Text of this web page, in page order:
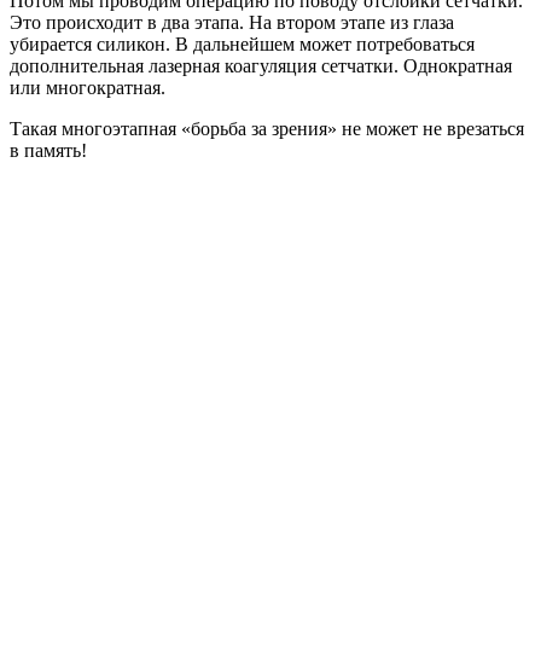
Это происходит в два этапа. На втором этапе из глаза
убирается силикон. В дальнейшем может потребоваться
дополнительная лазерная коагуляция сетчатки. Однократная
или многократная.
Такая многоэтапная «борьба за зрения» не может не врезаться
в память!